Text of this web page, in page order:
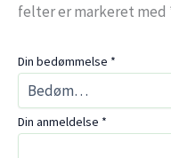
felter er markeret med
Din bedømmelse *
Din anmeldelse *